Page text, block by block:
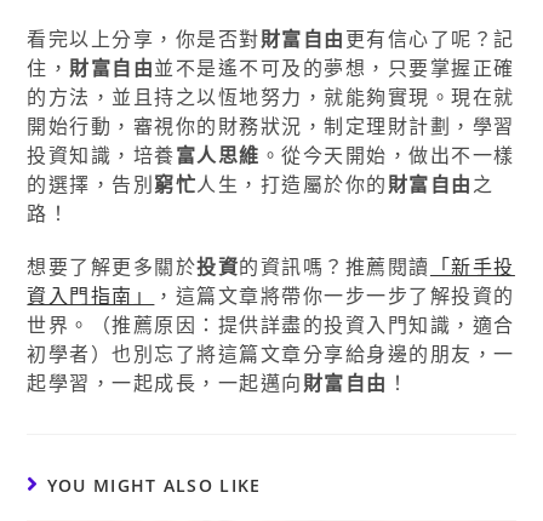
看完以上分享，你是否對財富自由更有信心了呢？記
住， 財富自由並不是遙不可及的夢想，只要掌握正確
的方法，並且持之以恆地努力，就能夠實現。現在就
開始行動，審視你的財務狀況，制定理財計劃，學習
投資知識，培養富人思維 。從今天開始，做出不一樣
的選擇，告別窮忙人生，打造屬於你的財富自由之
路！
想要了解更多關於投資的資訊嗎？推薦閱讀 「新手投
資入門指南」
，這篇文章將帶你一步一步了解投資的
世界。（推薦原因：提供詳盡的投資入門知識，適合
初學者）也別忘了將這篇文章分享給身邊的朋友，一
起學習，一起成長，一起邁向財富自由 ！
YOU MIGHT ALSO LIKE